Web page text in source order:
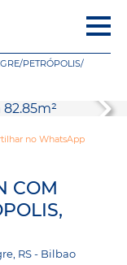
/PETRÓPOLIS/
no WhatsApp
COM
RS - Bilbao